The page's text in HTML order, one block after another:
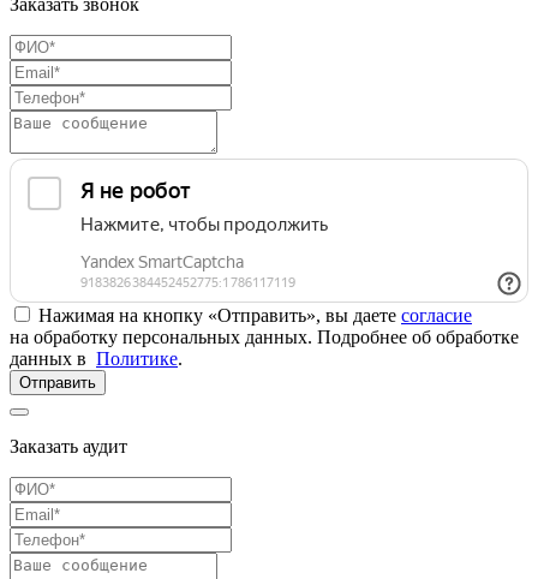
Нажимая на кнопку «Отправить», вы даете согласие
на обработку персональных данных. Подробнее об обработке
данных в Политике.
Отправить
Заказать аудит